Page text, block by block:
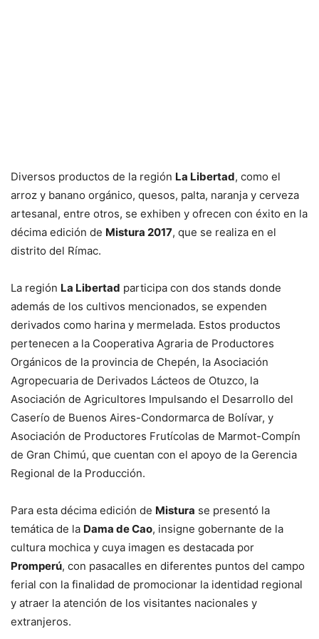
Diversos productos de la región La Libertad, como el
arroz y banano orgánico, quesos, palta, naranja y cerveza
artesanal, entre otros, se exhiben y ofrecen con éxito en la
décima edición de Mistura 2017, que se realiza en el
distrito del Rímac.
La región La Libertad participa con dos stands donde
además de los cultivos mencionados, se expenden
derivados como harina y mermelada. Estos productos
pertenecen a la Cooperativa Agraria de Productores
Orgánicos de la provincia de Chepén, la Asociación
Agropecuaria de Derivados Lácteos de Otuzco, la
Asociación de Agricultores Impulsando el Desarrollo del
Caserío de Buenos Aires-Condormarca de Bolívar, y
Asociación de Productores Frutícolas de Marmot-Compín
de Gran Chimú, que cuentan con el apoyo de la Gerencia
Regional de la Producción.
Para esta décima edición de Mistura se presentó la
temática de la Dama de Cao, insigne gobernante de la
cultura mochica y cuya imagen es destacada por
Promperú, con pasacalles en diferentes puntos del campo
ferial con la finalidad de promocionar la identidad regional
y atraer la atención de los visitantes nacionales y
extranjeros.